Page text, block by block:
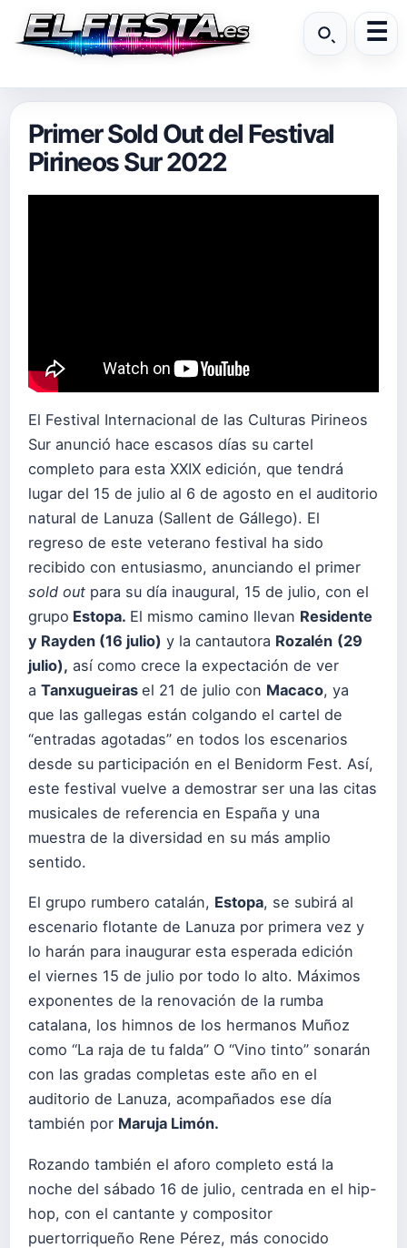
Primer Sold Out del Festival
Pirineos Sur 2022
El Festival Internacional de las Culturas Pirineos
Sur anunció hace escasos días su cartel
completo para esta XXIX edición, que tendrá
lugar del 15 de julio al 6 de agosto en el auditorio
natural de Lanuza (Sallent de Gállego). El
regreso de este veterano festival ha sido
recibido con entusiasmo, anunciando el primer
sold out para su día inaugural, 15 de julio, con el
grupo Estopa. El mismo camino llevan Residente
y Rayden (16 julio) y la cantautora Rozalén (29
julio), así como crece la expectación de ver
a Tanxugueiras el 21 de julio con Macaco, ya
que las gallegas están colgando el cartel de
“entradas agotadas” en todos los escenarios
desde su participación en el Benidorm Fest. Así,
este festival vuelve a demostrar ser una las citas
musicales de referencia en España y una
muestra de la diversidad en su más amplio
sentido.
El grupo rumbero catalán, Estopa, se subirá al
escenario flotante de Lanuza por primera vez y
lo harán para inaugurar esta esperada edición
el viernes 15 de julio por todo lo alto. Máximos
exponentes de la renovación de la rumba
catalana, los himnos de los hermanos Muñoz
como “La raja de tu falda” O “Vino tinto” sonarán
con las gradas completas este año en el
auditorio de Lanuza, acompañados ese día
también por Maruja Limón.
Rozando también el aforo completo está la
noche del sábado 16 de julio, centrada en el hip-
hop, con el cantante y compositor
puertorriqueño Rene Pérez, más conocido